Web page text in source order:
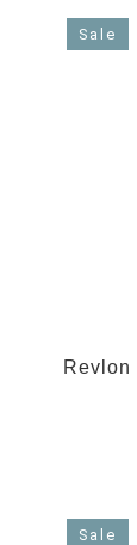
Sale
Revlon
Sale